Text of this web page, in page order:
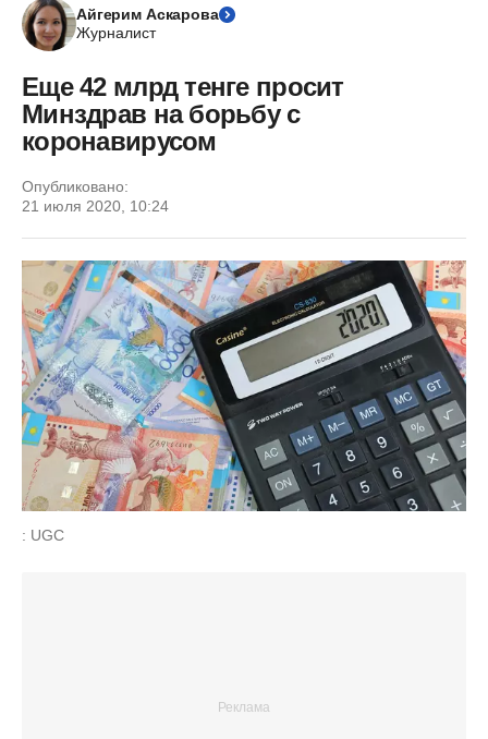
Айгерим Аскарова
Журналист
Еще 42 млрд тенге просит
Минздрав на борьбу с
коронавирусом
Опубликовано:
21 июля 2020, 10:24
: UGC